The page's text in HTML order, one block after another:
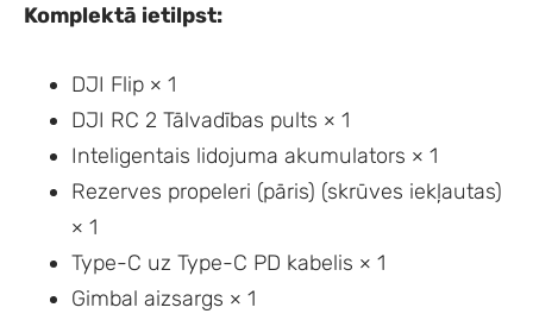
Komplektā ietilpst:
DJI Flip × 1
DJI RC 2 Tālvadības pults × 1
Inteligentais lidojuma akumulators × 1
Rezerves propeleri (pāris) (skrūves iekļautas)
× 1
Type-C uz Type-C PD kabelis × 1
Gimbal aizsargs × 1